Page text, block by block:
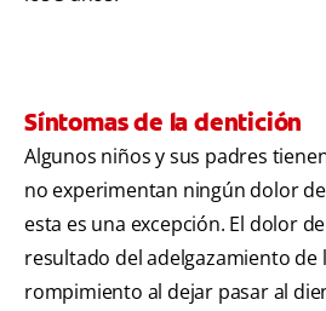
Síntomas de la dentición
Algunos niños y sus padres
no experimentan ningún dolor
esta es una excepción. El dolor
resultado del adelgazamiento de
rompimiento al dejar pasar al